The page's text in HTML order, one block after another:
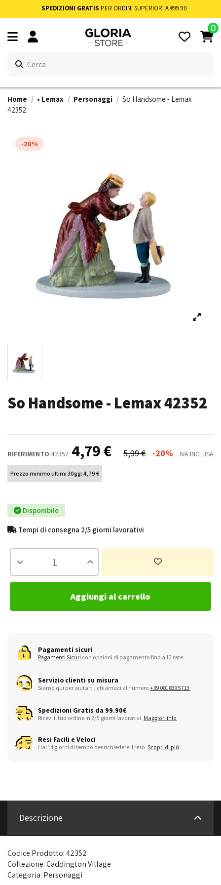
SPEDIZIONI GRATIS PER ORDINI SUPERIORI A €99.90
0
Home • Lemax Personaggi
So Handsome - Lemax
42352
-20%
So Handsome - Lemax 42352
RIFERIMENTO 42352 4,79 € 5,99 € -20% IVA INCLUSA
Prezzo minimo ultimi 30gg: 4,79 €
Disponibile
Tempi di consegna 2/5 giorni lavorativi
Aggiungi al carrello
Pagamenti sicuri
Pagamenti Sicuri con opzioni di pagamento fino a 12 rate
Servizio clienti su misura
Siamo qui per aiutarti, chiamaci al numero+39 081 8395713
Spedizioni Gratis da 99.90€
Ricevi il tuo ordine in 2/5 giorni lavorativi. Maggiori info
Resi Facili e Veloci
Hai 14 giorni di tempo per richiedere il reso. Scopri di più
Descrizione
Codice Prodotto: 42352
Collezione: Caddington Village
Categoria: Personaggi